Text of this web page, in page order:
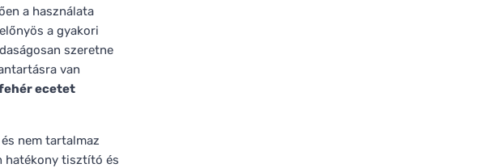
a használata
a gyakori
szeretne
van
ecetet
nem tartalmaz
hatékony tisztító és